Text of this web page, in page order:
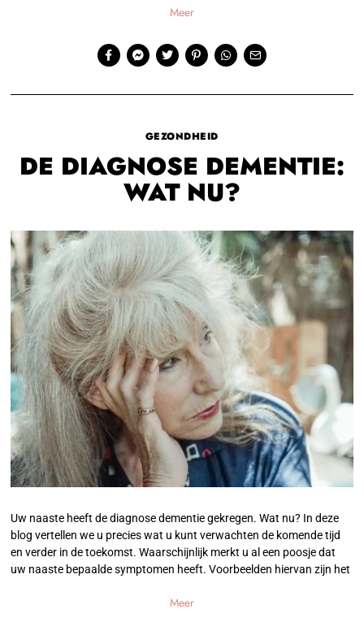
Meer
GEZONDHEID
DE DIAGNOSE DEMENTIE:
WAT NU?
Uw naaste heeft de diagnose dementie gekregen. Wat nu? In deze
blog vertellen we u precies wat u kunt verwachten de komende tijd
en verder in de toekomst. Waarschijnlijk merkt u al een poosje dat
uw naaste bepaalde symptomen heeft. Voorbeelden hiervan zijn het
Meer